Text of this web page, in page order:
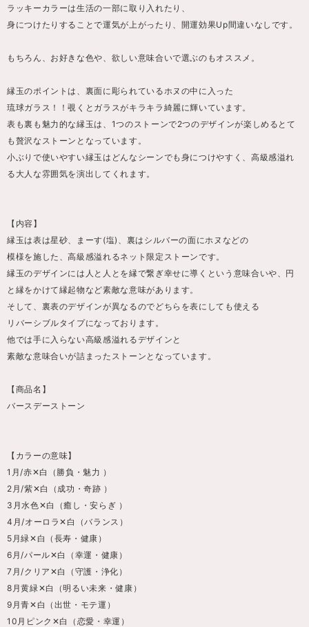
ラッキーカラーは生活の一部に取り入れたり、
身につけたりすることで運気が上がったり、開運効果Up間違いなしです。
もちろん、お好きな色や、欲しい意味合いで選ぶのもオススメ。
縁玉のポイントは、裏面に彫られているホヌの中に入った
琉球ガラス！！覗くとガラスがキラキラ綺麗に輝いています。
表も裏も魅力的な縁玉は、1つのストーンで2つのデザインが楽しめるとて
も贅沢なストーンとなっています。
小ぶりで使いやすい縁玉はどんなシーンでも身につけやすく、高級感溢れ
る大人な雰囲気を演出してくれます。
【内容】
縁玉は表は星砂、まーす(塩)、裏はシルバーの面にホヌなどの
模様を施した、高級感溢れるネット限定ストーンです。
縁玉のデザインには人と人とを縁で繋ぎ幸せに導くという意味合いや、円
と縁をかけて縁起物など素敵な意味があります。
そして、裏表のデザインが異なるのでどちらを表にしても使える
リバーシブルタイプになっております。
他では手に入らない高級感溢れるデザインと
素敵な意味合いが詰まったストーンとなっています。
【商品名】
バースデーストーン
【カラーの意味】
1月/赤✕白（勝負・魅力 ）
2月/紫✕白（成功・奇跡 ）
3月水色✕白（癒し・安らぎ ）
4月/オーロラ✕白（バランス）
5月緑✕白（長寿・健康）
6月/パール✕白（幸運・健康）
7月/クリア✕白（守護・浄化）
8月黄緑✕白（明るい未来・健康）
9月青✕白（出世・モテ運）
10月ピンク✕白（恋愛・幸運）